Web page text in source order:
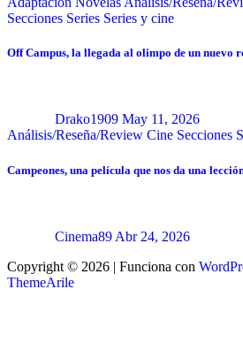
Secciones Series Series y cine
Off Campus, la llegada al olimpo de un nuevo
Drako1909 May 11, 2026
Análisis/Reseña/Review Cine Secciones
Campeones, una película que nos da una
Cinema89 Abr 24, 2026
Copyright © 2026 | Funciona con
ThemeArile